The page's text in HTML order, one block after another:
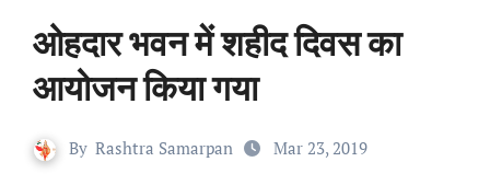
ओहदार भवन में शहीद दिवस का
आयोजन किया गया
By Rashtra Samarpan Mar 23, 2019